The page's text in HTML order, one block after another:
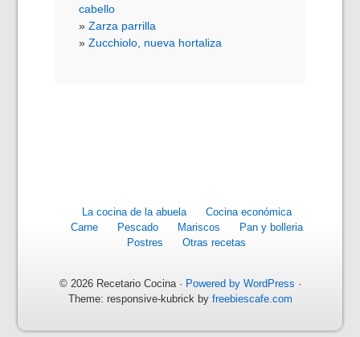
cabello
Zarza parrilla
Zucchiolo, nueva hortaliza
La cocina de la abuela
Cocina económica
Carne
Pescado Mariscos
Pan y bolleria
Postres
Otras recetas
© 2026 Recetario Cocina · Powered by WordPress ·
Theme: responsive-kubrick by freebiescafe.com